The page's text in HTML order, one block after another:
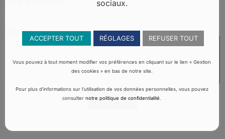
Message
Envoyer
sociaux.
ACCEPTER TOUT RÉGLAGES REFUSER TOUT
Vous pouvez à tout moment modifier vos préférences en cliquant sur le lien « Gestion
des cookies » en bas de notre site.
Pour plus d’informations sur l’utilisation de vos données personnelles, vous pouvez
consulternotre politique de confidentialité